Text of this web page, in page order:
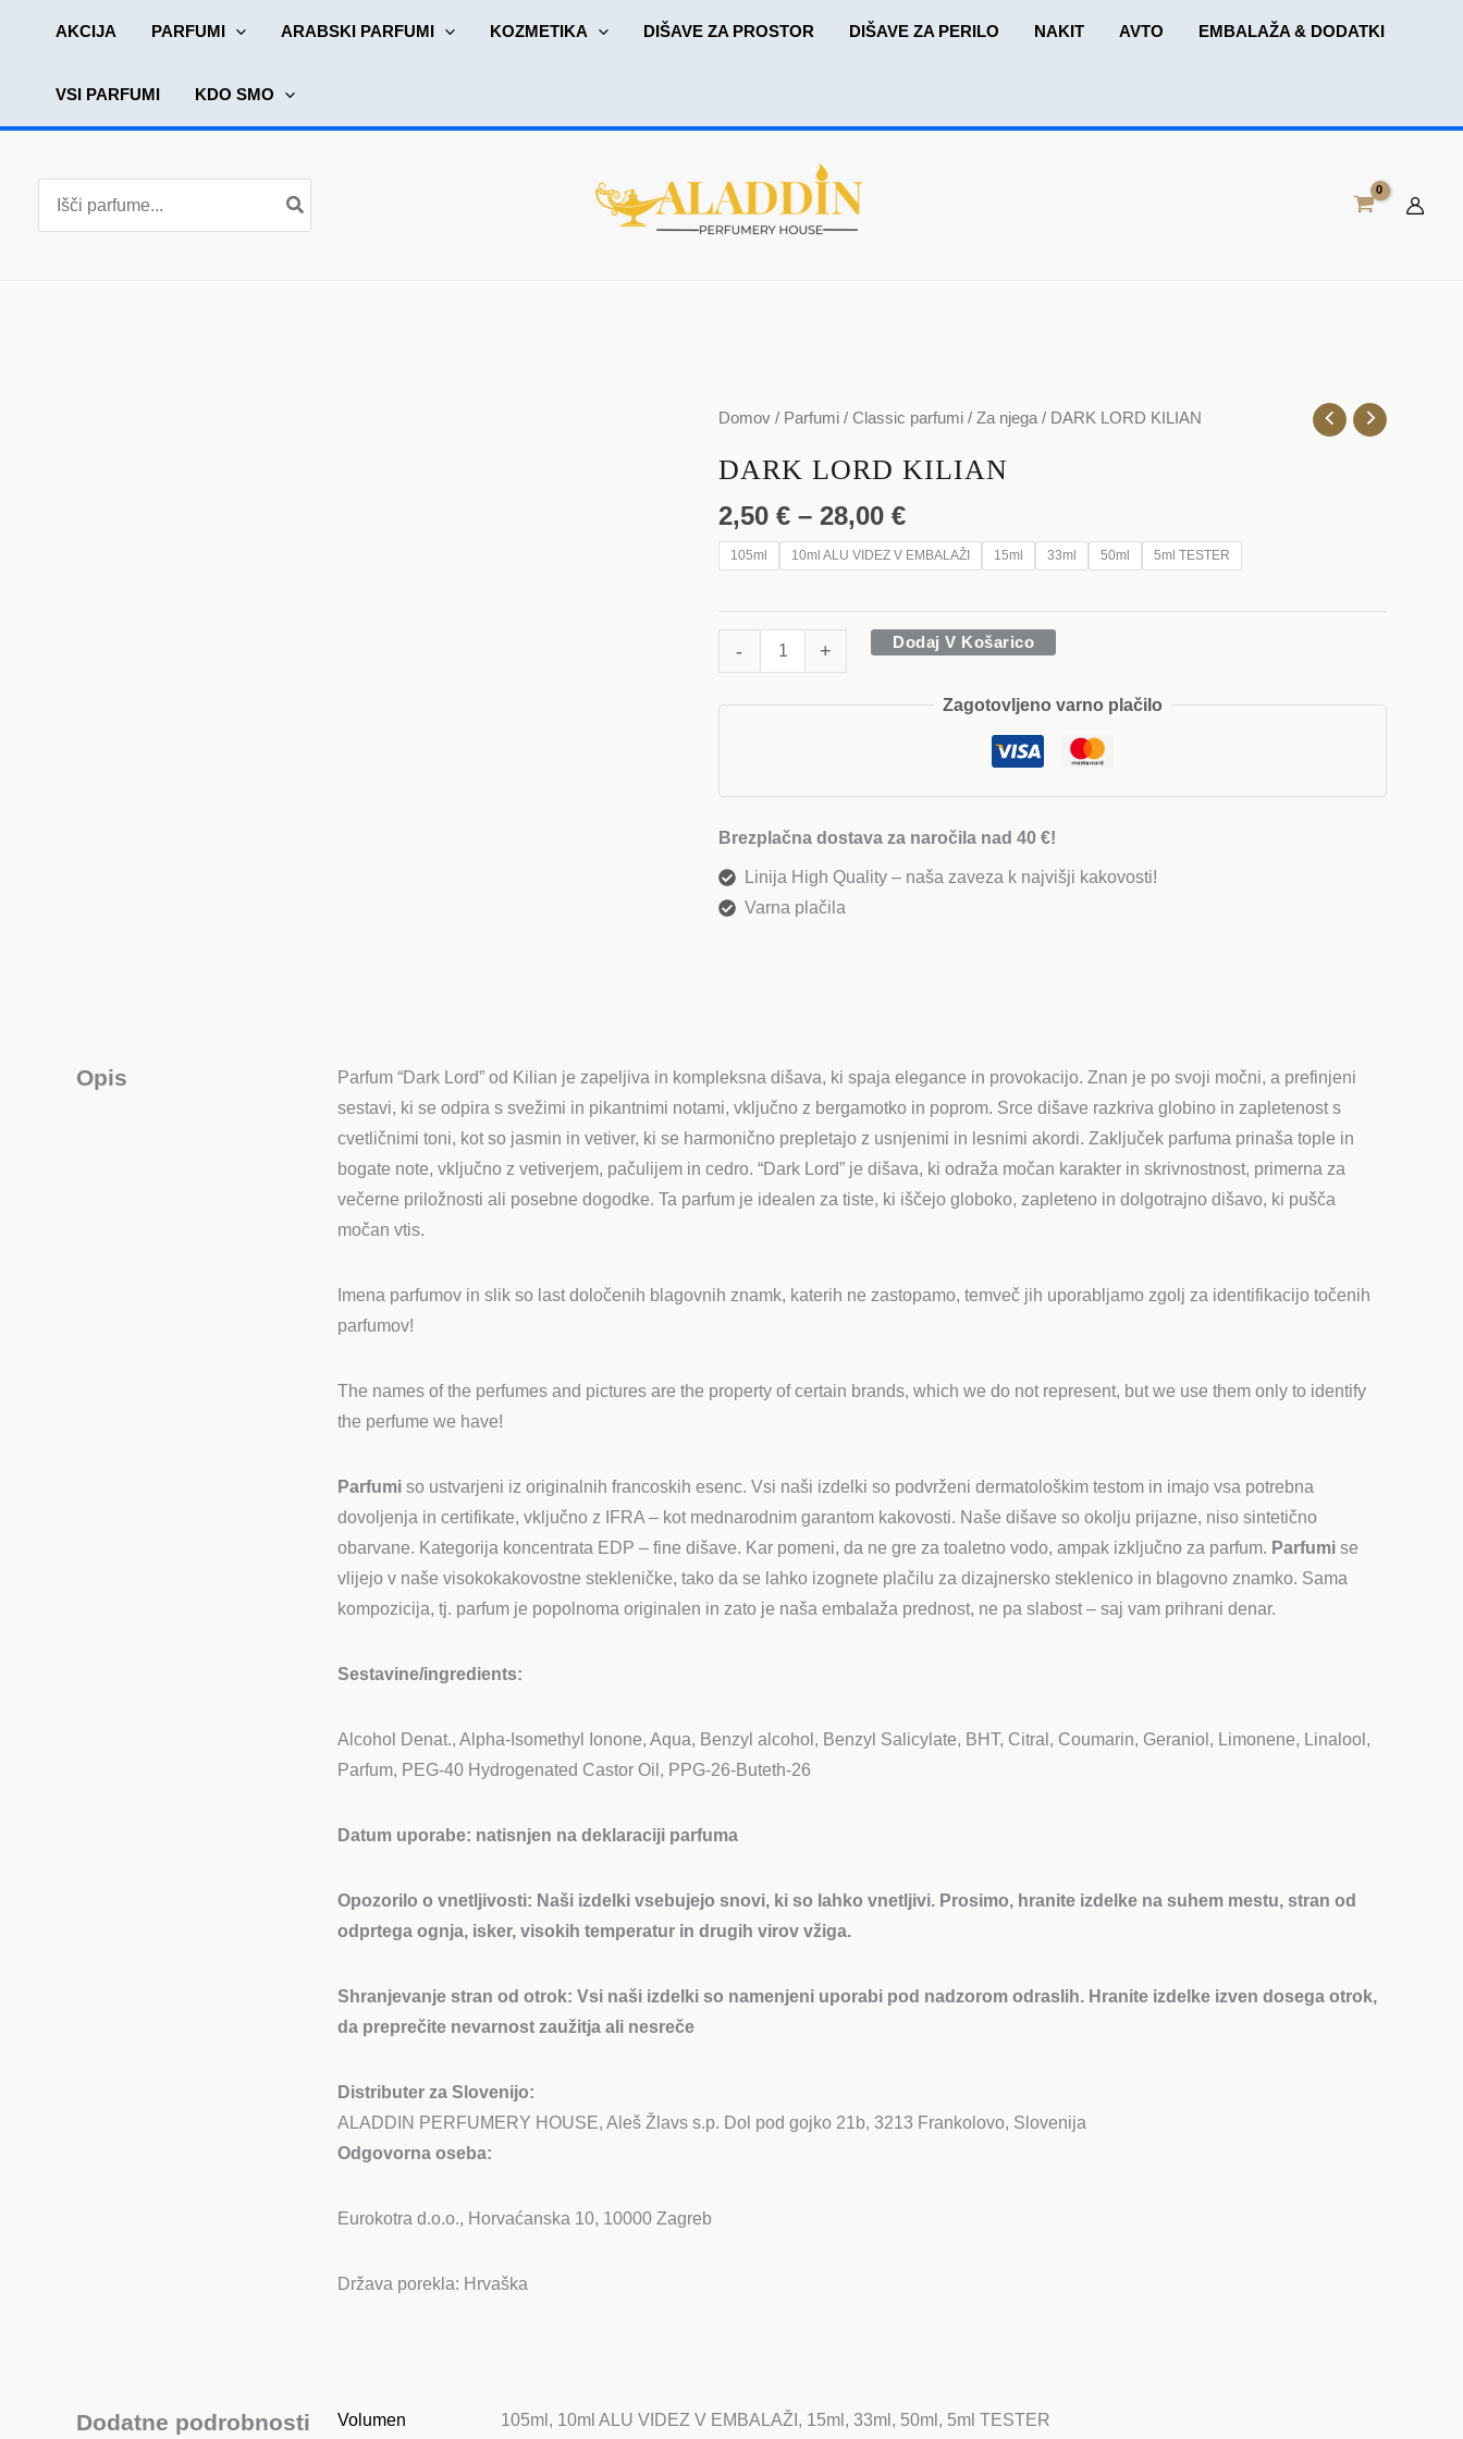
AKCIJA PARFUMI ARABSKI PARFUMI KOZMETIKA DIŠAVE ZA PROSTOR DIŠAVE ZA PERILO NAKIT AVTO EMBALAŽA & DODATKI
VSI PARFUMI KDO SMO
for:
Domov/ Parfumi/ Classic parfumi/ Za njega/ DARK LORD KILIAN
DARK LORD KILIAN
2,50 € – 28,00 €
Cenovni
od
2,50 €
do
28,00 €
105ml 10ml ALU VIDEZ V EMBALAŽI 15ml 33ml 50ml 5ml TESTER
-
DARK
KILIAN
količina
+ Dodaj V Košarico
Zagotovljeno varno plačilo
Brezplačna dostava za naročila nad 40 €!
Linija High Quality – naša zaveza k najvišji kakovosti!
Varna plačila
Opis
Parfum “Dark Lord” od Kilian je zapeljiva in kompleksna dišava, ki spaja elegance in provokacijo. Znan je po svoji močni, a prefinjeni
sestavi, ki se odpira s svežimi in pikantnimi notami, vključno z bergamotko in poprom. Srce dišave razkriva globino in zapletenost s
cvetličnimi toni, kot so jasmin in vetiver, ki se harmonično prepletajo z usnjenimi in lesnimi akordi. Zaključek parfuma prinaša tople in
bogate note, vključno z vetiverjem, pačulijem in cedro. “Dark Lord” je dišava, ki odraža močan karakter in skrivnostnost, primerna za
večerne priložnosti ali posebne dogodke. Ta parfum je idealen za tiste, ki iščejo globoko, zapleteno in dolgotrajno dišavo, ki pušča
močan vtis.
Imena parfumov in slik so last določenih blagovnih znamk, katerih ne zastopamo, temveč jih uporabljamo zgolj za identifikacijo točenih
parfumov!
The names of the perfumes and pictures are the property of certain brands, which we do not represent, but we use them only to identify
the perfume we have!
Parfumi so ustvarjeni iz originalnih francoskih esenc. Vsi naši izdelki so podvrženi dermatološkim testom in imajo vsa potrebna
dovoljenja in certifikate, vključno z IFRA – kot mednarodnim garantom kakovosti. Naše dišave so okolju prijazne, niso sintetično
obarvane. Kategorija koncentrata EDP – fine dišave. Kar pomeni, da ne gre za toaletno vodo, ampak izključno za parfum. Parfumi se
vlijejo v naše visokokakovostne stekleničke, tako da se lahko izognete plačilu za dizajnersko steklenico in blagovno znamko. Sama
kompozicija, tj. parfum je popolnoma originalen in zato je naša embalaža prednost, ne pa slabost – saj vam prihrani denar.
Sestavine/ingredients:
Alcohol Denat., Alpha-Isomethyl Ionone, Aqua, Benzyl alcohol, Benzyl Salicylate, BHT, Citral, Coumarin, Geraniol, Limonene, Linalool,
Parfum, PEG-40 Hydrogenated Castor Oil, PPG-26-Buteth-26
Datum uporabe: natisnjen na deklaraciji parfuma
Opozorilo o vnetljivosti: Naši izdelki vsebujejo snovi, ki so lahko vnetljivi. Prosimo, hranite izdelke na suhem mestu, stran od
odprtega ognja, isker, visokih temperatur in drugih virov vžiga.
Shranjevanje stran od otrok: Vsi naši izdelki so namenjeni uporabi pod nadzorom odraslih. Hranite izdelke izven dosega otrok,
da preprečite nevarnost zaužitja ali nesreče
Distributer za Slovenijo:
ALADDIN PERFUMERY HOUSE, Aleš Žlavs s.p. Dol pod gojko 21b, 3213 Frankolovo, Slovenija
Odgovorna oseba:
Eurokotra d.o.o., Horvaćanska 10, 10000 Zagreb
Država porekla: Hrvaška
Dodatne podrobnosti Volumen 105ml, 10ml ALU VIDEZ V EMBALAŽI, 15ml, 33ml, 50ml, 5ml TESTER